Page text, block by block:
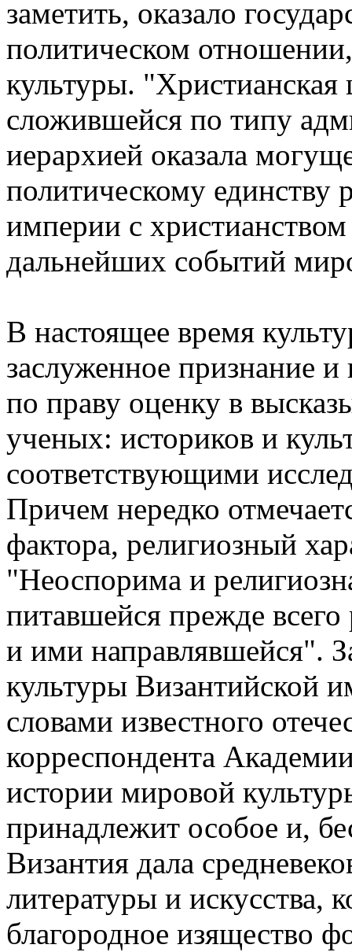
заметить, оказало
политическом
культуры. "Христианская
сложившейся по типу
иерархией оказала
политическому
империи с
дальнейших событий
В настоящее время
заслуженное признание
по праву оценку в
ученых: историков и
соответствующими
Причем нередко
фактора, религиозный
"Неоспорима и
питавшейся прежде
и ими направлявшейся".
культуры Византийской
словами известного
корреспондента
истории мировой
принадлежит особое и,
Византия дала
литературы и искусства,
благородное изящество